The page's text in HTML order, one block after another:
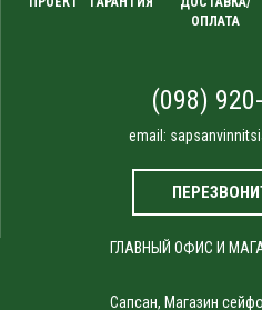
ОПЛАТА
(098)
email:
ГЛАВНЫЙ ОФИС И
Сапсан, Магазин